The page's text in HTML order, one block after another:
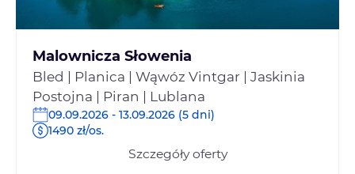
Malownicza Słowenia
Bled | Planica | Wąwóz Vintgar | Jaskinia
Postojna | Piran | Lublana
09.09.2026 - 13.09.2026 (5 dni)
1490 zł/os.
Szczegóły oferty